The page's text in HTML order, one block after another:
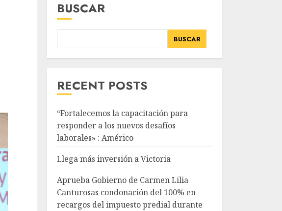
BUSCAR
BUSCAR
RECENT POSTS
“Fortalecemos la capacitación para
responder a los nuevos desafíos
laborales» : Américo
Llega más inversión a Victoria
Aprueba Gobierno de Carmen Lilia
Canturosas condonación del 100% en
recargos del impuesto predial durante